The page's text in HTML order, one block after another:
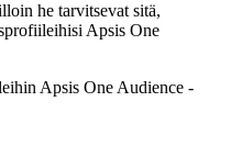
he tarvitsevat sitä,
Apsis One
Apsis One Audience -